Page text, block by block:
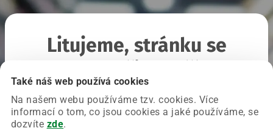
Také náš web používá cookies
Na našem webu používáme tzv. cookies. Více
informací o tom, co jsou cookies a jaké používáme, se
dozvíte zde.
Litujeme, stránku se
Chyba nastala na naší straně a už ji opravujeme.
Zkuste prosím znovu načíst požadovanou stránku.